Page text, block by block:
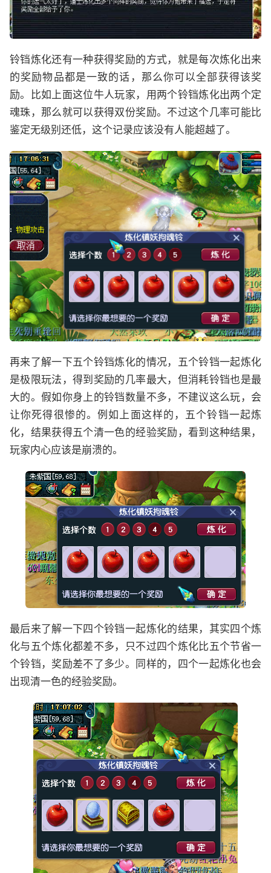
铃铛炼化还有一种获得奖励的方式，就是每次炼化出来
的奖励物品都是一致的话，那么你可以全部获得该奖
励。比如上面这位牛人玩家，用两个铃铛炼化出两个定
魂珠，那么就可以获得双份奖励。不过这个几率可能比
鉴定无级别还低，这个记录应该没有人能超越了。
再来了解一下五个铃铛炼化的情况，五个铃铛一起炼化
是极限玩法，得到奖励的几率最大，但消耗铃铛也是最
大的。假如你身上的铃铛数量不多，不建议这么玩，会
让你死得很惨的。例如上面这样的，五个铃铛一起炼
化，结果获得五个清一色的经验奖励，看到这种结果，
玩家内心应该是崩溃的。
最后来了解一下四个铃铛一起炼化的结果，其实四个炼
化与五个炼化都差不多，只不过四个炼化比五个节省一
个铃铛，奖励差不了多少。同样的，四个一起炼化也会
出现清一色的经验奖励。